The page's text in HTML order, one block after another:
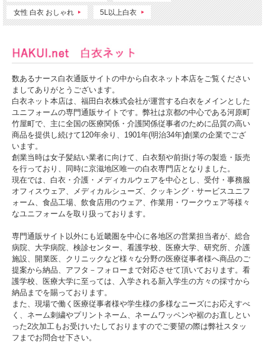
女性 白衣 おしゃれ 5L以上白衣
数あるナース白衣通販サイトの中から白衣ネット本店をご覧ください
ましてありがとうございます。
白衣ネット本店は、福田白衣株式会社が運営する白衣をメインとした
ユニフォームの専門通販サイトです。弊社は京都の中心である河原町
竹屋町で、主に全国の医療関係・介護関係従事者のために品質の高い
商品を提供し続けて120年余り、1901年(明治34年)創業の企業でござ
います。
創業当時は女子髪結い業者に向けて、白衣類や前掛け等の製造・販売
を行っており、同時に京滋地区唯一の白衣専門店となりました。
現在では、白衣・介護・メディカルウェアを中心とし、受付・事務服
オフィスウェア、メディカルシューズ、クッキング・サービスユニフ
ォーム、食品工場、飲食店用のウェア、作業用・ワークウェア等様々
なユニフォームを取り扱っております。
専門通販サイト以外にも近畿圏を中心に各地区の営業担当者が、総合
病院、大学病院、検診センター、看護学校、医療大学、研究所、介護
施設、開業医、クリニックなど様々な分野の医療従事者様へ商品のご
提案から納品、アフタ－フォローまで対応させて頂いております。看
護学校、医療大学に至っては、入学される新入学生の方々の採寸から
納品までを賜っております。
また、現場で働く医療従事者様や学生様の多様なニーズにお応えすべ
く、ネーム刺繍やプリントネーム、ネームワッペンや裾のお直しとい
った2次加工もお受けいたしておりますのでご要望の際は弊社スタッ
フまでお問合せ下さい。